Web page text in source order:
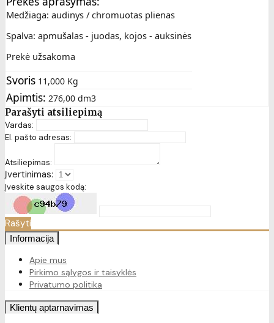
Medžiaga: audinys / chromuotas plienas
Spalva: apmušalas - juodas, kojos - auksinės
Prekė užsakoma
Svoris 11,000 Kg
Apimtis: 276,00 dm3
Parašyti atsiliepimą
Vardas:
El. pašto adresas:
Atsiliepimas:
Įvertinimas:
Įveskite saugos kodą:
Rašyti
Informacija
Apie mus
Pirkimo sąlygos ir taisyklės
Privatumo politika
Klientų aptarnavimas